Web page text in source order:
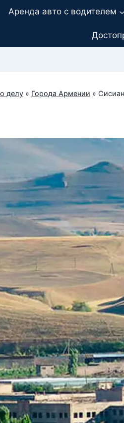
Аренда авто с водителем
делу » Города Армении » Сисиан